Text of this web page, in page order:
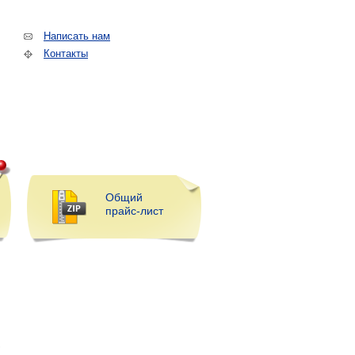
Написать нам
Контакты
Общий
прайс-лист